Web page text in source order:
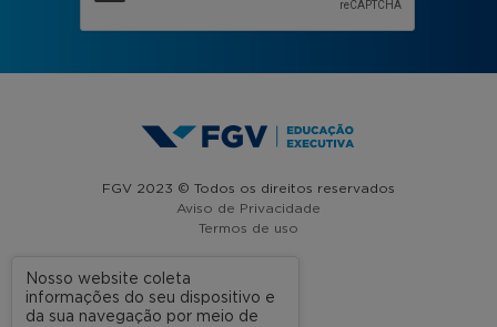
FGV 2023 © Todos os direitos reservados
Aviso de Privacidade
Termos de uso
A FGV
Nosso website coleta
informações do seu dispositivo e
da sua navegação por meio de